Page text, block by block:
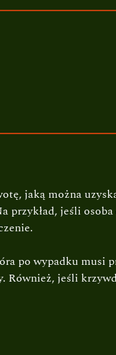
jaką można
jeśli
po wypadku musi
jeśli